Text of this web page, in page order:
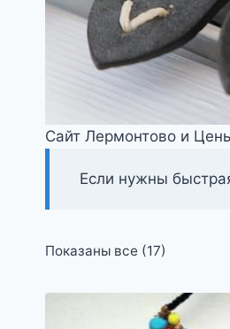
Сайт Лермонтово и
Если нужны
Показаны все (17)